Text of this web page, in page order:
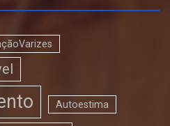
Autoestima